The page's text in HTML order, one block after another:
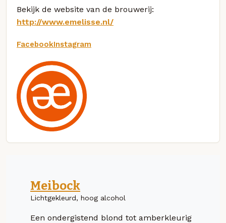
Bekijk de website van de brouwerij:
http://www.emelisse.nl/
FacebookInstagram
Meibock
Lichtgekleurd, hoog alcohol
Een ondergistend blond tot amberkleurig